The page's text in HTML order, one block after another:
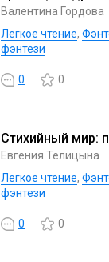
Валентина Гордова
Легкое чтение,
фэнтези
0 0
Стихийный мир:
Евгения Телицына
Легкое чтение,
фэнтези
0 0